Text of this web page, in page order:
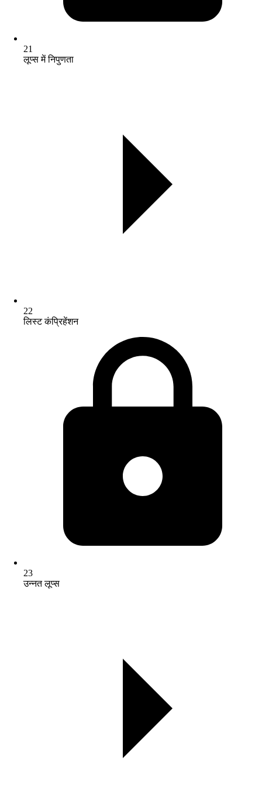
21
लूप्स में निपुणता
22
लिस्ट कंप्रिहेंशन
23
उन्नत लूप्स